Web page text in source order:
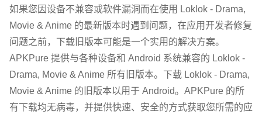
如果您因设备不兼容或软件漏洞而在使用 Loklok - Drama,
Movie & Anime 的最新版本时遇到问题，在应用开发者修复
问题之前，下载旧版本可能是一个实用的解决方案。
APKPure 提供与各种设备和 Android 系统兼容的 Loklok -
Drama, Movie & Anime 所有旧版本。下载 Loklok - Drama,
Movie & Anime 的旧版本以用于 Android。APKPure 的所
有下载均无病毒，并提供快速、安全的方式获取您所需的应